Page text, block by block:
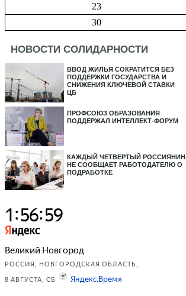
23
30
НОВОСТИ СОЛИДАРНОСТИ
ВВОД ЖИЛЬЯ СОКРАТИТСЯ БЕЗ
ПОДДЕРЖКИ ГОСУДАРСТВА И
СНИЖЕНИЯ КЛЮЧЕВОЙ СТАВКИ
ЦБ
ПРОФСОЮЗ ОБРАЗОВАНИЯ
ПОДДЕРЖАЛ ИНТЕЛЛЕКТ-ФОРУМ
КАЖДЫЙ ЧЕТВЕРТЫЙ РОССИЯНИН
НЕ СООБЩАЕТ РАБОТОДАТЕЛЮ О
ПОДРАБОТКЕ